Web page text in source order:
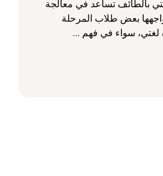
بالطائف تساعد في معالجة
بعض طلاب المرحلة
لغتي، سواء في فهم …